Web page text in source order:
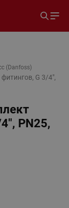
(Danfoss)
G 3/4",
PN25,